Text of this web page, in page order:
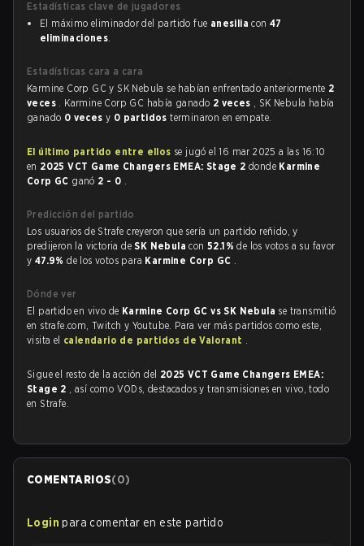
Estadísticas clave de jugadores
El máximo eliminador del partido fue anesilia con47
eliminaciones.
Estadísticas cara a cara
Karmine Corp GC y SK Nebula se habían enfrentado anteriormente 2
veces . Karmine Corp GC había ganado 2 veces , SK Nebula había
ganado 0 vecesy 0 partidosterminaron en empate.
El último partido entre ellos se jugó el 16 mar 2025 a las 16:10
en 2025 VCT Game Changers EMEA: Stage 2donde Karmine
Corp GC ganó 2 - 0 .
Predicción del partido
Los usuarios de Strafe creyeron que sería un partido reñido, y
predijeron la victoria deSK Nebulacon52.1%de los votos a su favor
y 47.9%de los votos para Karmine Corp GC .
Dónde ver
El partido en vivo de Karmine Corp GC vs SK Nebula se transmitió
en strafe.com, Twitch y Youtube. Para ver más partidos como este,
visita el calendario de partidos de Valorant .
Sigue el resto de la acción del 2025 VCT Game Changers EMEA:
Stage 2 , así como VODs, destacados y transmisiones en vivo, todo
en Strafe.
COMENTARIOS(0)
Login para comentar en este partido